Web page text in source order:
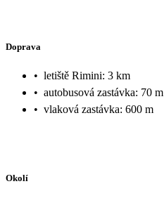
Doprava
• letiště Rimini: 3 km
• autobusová zastávka: 70 m
• vlaková zastávka: 600 m
Okolí